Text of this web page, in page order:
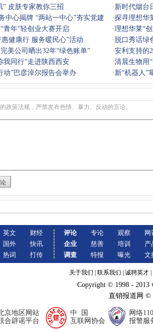
” 皮肤专家教你三招 · 新时代烟台
中心揭牌 “两站一中心”夯实党建 ·探寻理想华
青年”轻创业大赛开启 ·理想华莱“
健康行 服务暖民心”活动 · 脱口秀话绿
美公司晒出32年“绿色账单” ·安利支持的
我同行”走进陕西西安 ·清晨生物用
动”巴彦淖尔报告会举办 · 新“机器人”
政策法规，严禁发布色情、暴力、反动的言论。
英文
国外
热词
财经
快讯
打传
评论
企业
调查
专论
慈善
特报
观察
培训
曝光
网
产
文
关于我们 联系我们 诚聘英才
Copyright © 1998 - 2013
直销报道网
京地区网站
合辟谣平台
中 国
互联网协会
网络110
报警服